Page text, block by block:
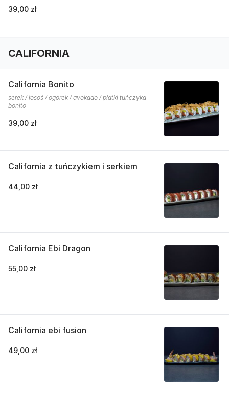
39,00 zł
CALIFORNIA
California Bonito
serek / łosoś / ogórek / avokado / płatki tuńczyka
bonito
39,00 zł
California z tuńczykiem i serkiem
44,00 zł
California Ebi Dragon
55,00 zł
California ebi fusion
49,00 zł